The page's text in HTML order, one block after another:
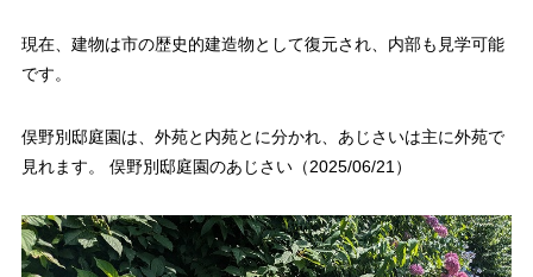
現在、建物は市の歴史的建造物として復元され、内部も見学可能
です。
俣野別邸庭園は、外苑と内苑とに分かれ、あじさいは主に外苑で
見れます。 俣野別邸庭園のあじさい（2025/06/21）